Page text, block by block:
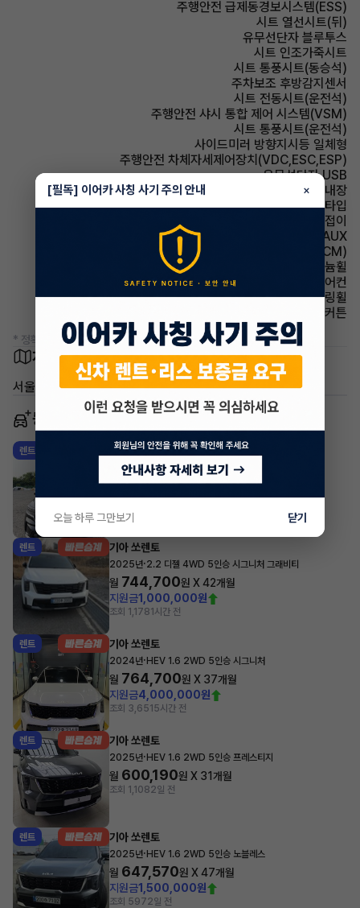
주행안전 급제동경보시스템(ESS)
시트 열선시트(뒤)
유무선단자 블루투스
시트 인조가죽시트
시트 통풍시트(동승석)
주차보조 후방감지센서
시트 전동시트(운전석)
주행안전 샤시 통합 제어 시스템(VSM)
시트 통풍시트(운전석)
사이드미러 방향지시등 일체형
주행안전 차체자세제어장치(VDC,ESC,ESP)
유무선단자 USB
룸미러 하이패스 내장
헤드램프 프로젝션 타입
사이드미러 전동접이
유무선단자 AUX
룸미러 전자식 룸미러(ECM)
휠타이어 알루미늄휠
에어컨 수동에어컨
스티어링휠 가죽스티어링휠
에어백 커튼
* 정확한 정보는 판매자와 반드시 확인하시기 바랍니다.
차량 위치
서울 강동구 암사동
동일 차종 이어카
렌트 기아 쏘렌토
2023년 ·HEV 1.6 2WD 5인승 노블레스
월722,635원 X24개월
지원금1,400,000원
조회 342
렌트 기아 쏘렌토
2025년·2.2 디젤 4WD 5인승 시그니처 그래비티
월 744,700원 X42개월
지원금1,000,000원
조회 1,1781시간 전
렌트 기아 쏘렌토
2024년· HEV 1.6 2WD 5인승 시그니처
월 764,700원 X 37개월
지원금4,000,000원
조회 3,651 5시간 전
렌트 기아 쏘렌토
2025년· HEV 1.6 2WD 5인승 프레스티지
월 600,190원 X 31개월
조회 1,1082일 전
렌트 기아 쏘렌토
2025년· HEV 1.6 2WD 5인승 노블레스
월 647,570원 X47개월
지원금1,500,000원
조회 5972일 전
[필독] 이어카 사칭 사기 주의 안내 ×
오늘 하루 그만보기 닫기